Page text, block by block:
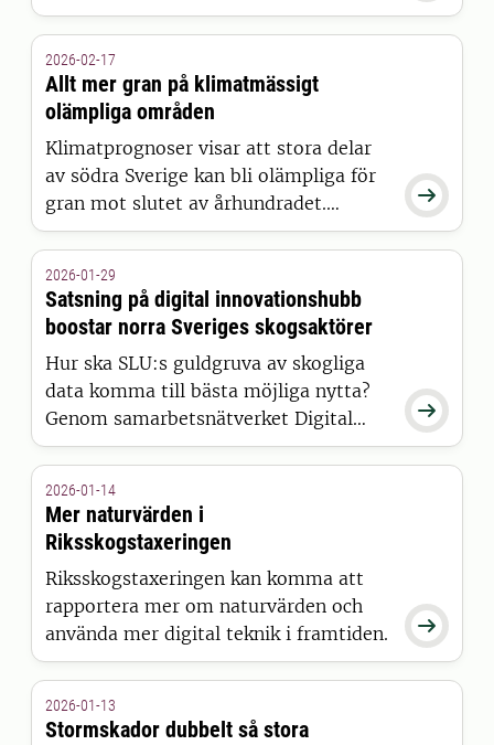
kväve. Detta hänger ihop med en
visar nu forskare från SLU i en artikel i
Nature. Svaret har de fått tack vare ett
unikt arkiv, undangömt i källaren.

2026-02-17
Allt mer gran på klimatmässigt
olämpliga områden
Klimatprognoser visar att stora delar
av södra Sverige kan bli olämpliga för
gran mot slutet av århundradet.
Samtidigt ökar mängden gran, även

2026-01-29
Satsning på digital innovationshubb
boostar norra Sveriges skogsaktörer
Hur ska SLU:s guldgruva av skogliga
data komma till bästa möjliga nytta?
Genom samarbetsnätverket Digital
Impact North har kraftfulla verktyg
myndigheter och runt 20 företag i
norra Sverige - vilket lett till
prisbelönt innovation.

2026-01-14
Mer naturvärden i
Riksskogstaxeringen
Riksskogstaxeringen kan komma att
rapportera mer om naturvärden och
använda mer digital teknik i framtiden.
2026-01-13
Stormskador dubbelt så stora